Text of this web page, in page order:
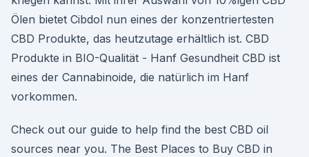
Ölen bietet Cibdol nun eines der konzentriertesten
CBD Produkte, das heutzutage erhältlich ist. CBD
Produkte in BIO-Qualität - Hanf Gesundheit CBD ist
eines der Cannabinoide, die natürlich im Hanf
vorkommen.
Check out our guide to help find the best CBD oil
sources near you. The Best Places to Buy CBD in